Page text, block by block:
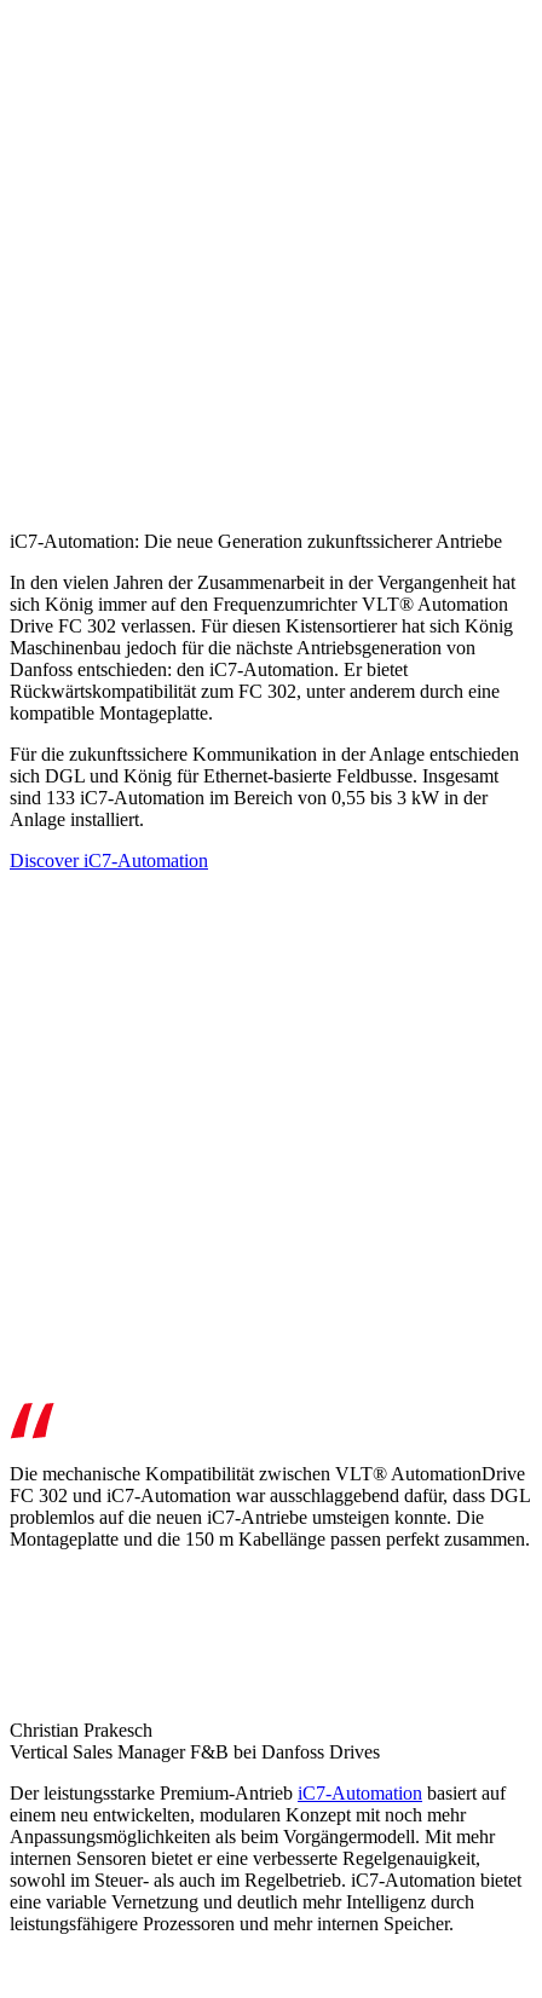
iC7-Automation: Die neue Generation zukunftssicherer Antriebe
In den vielen Jahren der Zusammenarbeit in der Vergangenheit hat
sich König immer auf den Frequenzumrichter VLT® Automation
Drive FC 302 verlassen. Für diesen Kistensortierer hat sich König
Maschinenbau jedoch für die nächste Antriebsgeneration von
Danfoss entschieden: den iC7-Automation. Er bietet
Rückwärtskompatibilität zum FC 302, unter anderem durch eine
kompatible Montageplatte.
Für die zukunftssichere Kommunikation in der Anlage entschieden
sich DGL und König für Ethernet-basierte Feldbusse. Insgesamt
sind 133 iC7-Automation im Bereich von 0,55 bis 3 kW in der
Anlage installiert.
Discover iC7-Automation
Die mechanische Kompatibilität zwischen VLT® AutomationDrive
FC 302 und iC7-Automation war ausschlaggebend dafür, dass DGL
problemlos auf die neuen iC7-Antriebe umsteigen konnte. Die
Montageplatte und die 150 m Kabellänge passen perfekt zusammen.
Christian Prakesch
Vertical Sales Manager F&B bei Danfoss Drives
Der leistungsstarke Premium-Antrieb iC7-Automation basiert auf
einem neu entwickelten, modularen Konzept mit noch mehr
Anpassungsmöglichkeiten als beim Vorgängermodell. Mit mehr
internen Sensoren bietet er eine verbesserte Regelgenauigkeit,
sowohl im Steuer- als auch im Regelbetrieb. iC7-Automation bietet
eine variable Vernetzung und deutlich mehr Intelligenz durch
leistungsfähigere Prozessoren und mehr internen Speicher.